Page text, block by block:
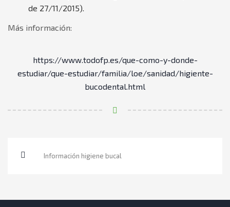
de 27/11/2015).
Más información:
https://www.todofp.es/que-como-y-donde-
estudiar/que-estudiar/familia/loe/sanidad/higiente-
bucodental.html
Información higiene bucal